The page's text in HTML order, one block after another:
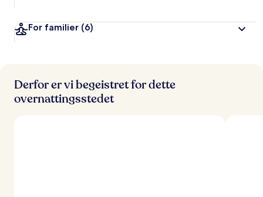
For familier (6)
Derfor er vi begeistret for dette
overnattingsstedet